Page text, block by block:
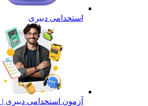
استخدامی دبیری
آزمون استخدامی دبیری |